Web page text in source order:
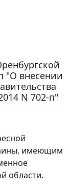
"О внесении
N 702-п"
имеющим
области.